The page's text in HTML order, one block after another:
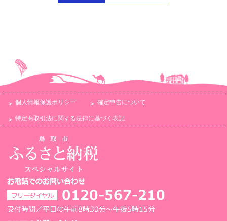
個人情報保護ポリシー 確定申告について
特定商取引法に関する法律に基づく表記